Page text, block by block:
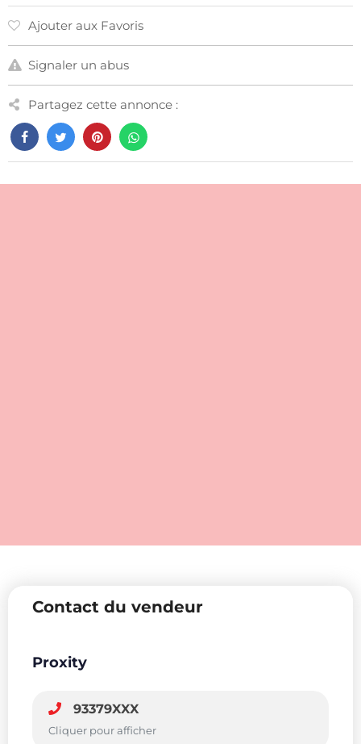
Ajouter aux Favoris
Signaler un abus
Partagez cette annonce :
Contact du vendeur
Proxity
93379XXX
Cliquer pour afficher